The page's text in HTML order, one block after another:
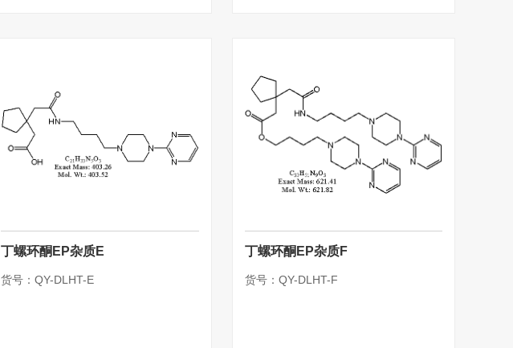
丁螺环酮EP杂质E
货号：QY-DLHT-E
丁螺环酮EP杂质F
货号：QY-DLHT-F